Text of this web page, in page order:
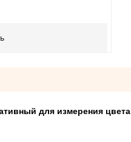
для измерения цвета